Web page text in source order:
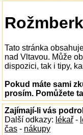
Tato stránka
nad Vltavou. Může
dispozici, tak i tipy,
Pokud máte sami
prosím. Pomůžete
Zajímají-li vás
Další odkazy: lékař -
čas - nákupy